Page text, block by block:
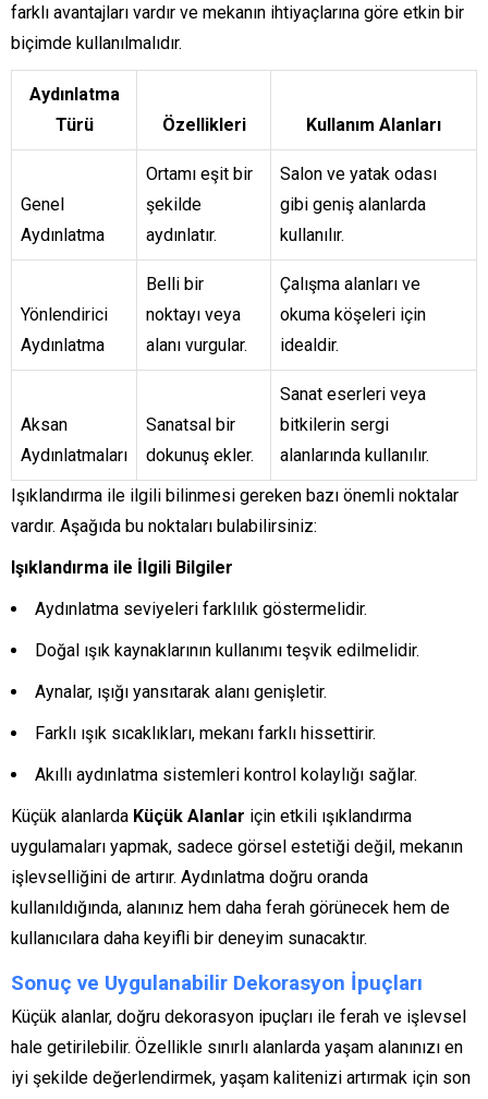
farklı avantajları vardır ve mekanın ihtiyaçlarına göre etkin bir
biçimde kullanılmalıdır.
Aydınlatma
Türü
Özellikleri Kullanım Alanları
Genel
Aydınlatma
Ortamı eşit bir
şekilde
aydınlatır.
Salon ve yatak odası
gibi geniş alanlarda
kullanılır.
Yönlendirici
Aydınlatma
Belli bir
noktayı veya
alanı vurgular.
Çalışma alanları ve
okuma köşeleri için
idealdir.
Aksan
Aydınlatmaları
Sanatsal bir
dokunuş ekler.
Sanat eserleri veya
bitkilerin sergi
alanlarında kullanılır.
Işıklandırma ile ilgili bilinmesi gereken bazı önemli noktalar
vardır. Aşağıda bu noktaları bulabilirsiniz:
Işıklandırma ile İlgili Bilgiler
Aydınlatma seviyeleri farklılık göstermelidir.
Doğal ışık kaynaklarının kullanımı teşvik edilmelidir.
Aynalar, ışığı yansıtarak alanı genişletir.
Farklı ışık sıcaklıkları, mekanı farklı hissettirir.
Akıllı aydınlatma sistemleri kontrol kolaylığı sağlar.
Küçük alanlarda Küçük Alanlar için etkili ışıklandırma
uygulamaları yapmak, sadece görsel estetiği değil, mekanın
işlevselliğini de artırır. Aydınlatma doğru oranda
kullanıldığında, alanınız hem daha ferah görünecek hem de
kullanıcılara daha keyifli bir deneyim sunacaktır.
Sonuç ve Uygulanabilir Dekorasyon İpuçları
Küçük alanlar, doğru dekorasyon ipuçları ile ferah ve işlevsel
hale getirilebilir. Özellikle sınırlı alanlarda yaşam alanınızı en
iyi şekilde değerlendirmek, yaşam kalitenizi artırmak için son